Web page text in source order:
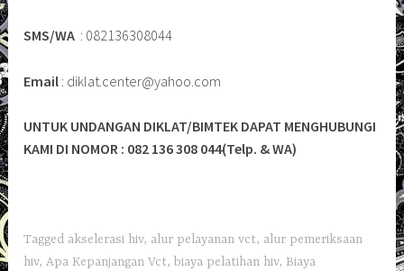
SMS/WA : 082136308044
Email : diklat.center@yahoo.com
UNTUK UNDANGAN DIKLAT/BIMTEK DAPAT MENGHUBUNGI
KAMI DI NOMOR : 082 136 308 044(Telp. & WA)
Tagged akselerasi hiv, alur pelayanan vct, alur pemeriksaan
hiv,Apa Kepanjangan Vct, biaya pelatihan hiv, Biaya